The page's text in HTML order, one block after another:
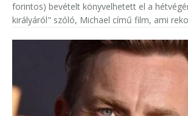
forintos) bevételt könyvelhetett el a
királyáról" szóló, Michael című film, ami